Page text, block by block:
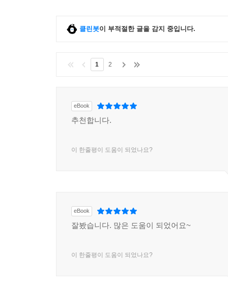
클린봇이 부적절한 글을 감지 중입니다.
1 2
eBook
추천합니다.
이 한줄평이 도움이 되었나요?
eBook
잘봤습니다. 많은 도움이 되었어요~
이 한줄평이 도움이 되었나요?